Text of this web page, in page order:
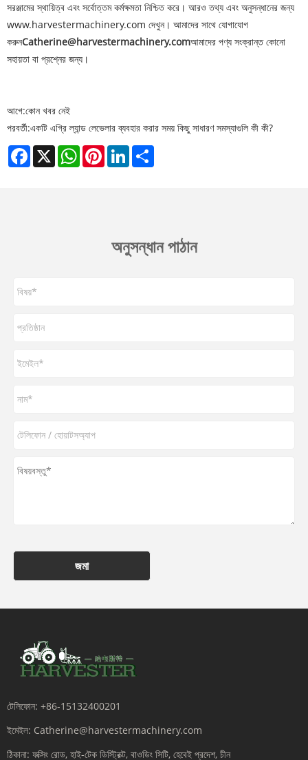
সরঞ্জামের স্থায়িত্ব এবং সর্বোত্তম কর্মক্ষমতা নিশ্চিত করে। আরও তথ্য এবং অনুসন্ধানের জন্য
www.harvestermachinery.com দেখুন। আমাদের সাথে যোগাযোগ
করুনCatherine@harvestermachinery.comআমাদের পণ্য সংক্রান্ত কোনো
সহায়তা বা প্রশ্নের জন্য।
আগে:কোন খবর নেই
পরবর্তী:একটি এগ্রি ল্যান্ড লেভেলার ব্যবহার করার সময় কিছু সাধারণ সমস্যাগুলি কী কী?
Facebook
X WhatsAppPinterestLinkedIn
অনুসন্ধান পাঠান
জমা
টেলিফোন: +86-15132400201
ইমেইল: Catherine@harvestermachinery.com
ঠিকানা: ফক্সিং রোড, হাই-টেক ডিস্ট্রিক্ট, বাওডিং সিটি, হেবেই প্রদেশ, চীন